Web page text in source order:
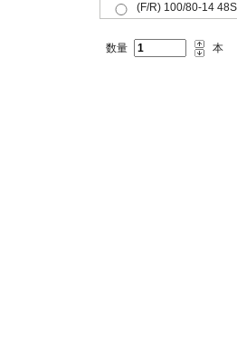
(F/R) 100/80-14
数量 本